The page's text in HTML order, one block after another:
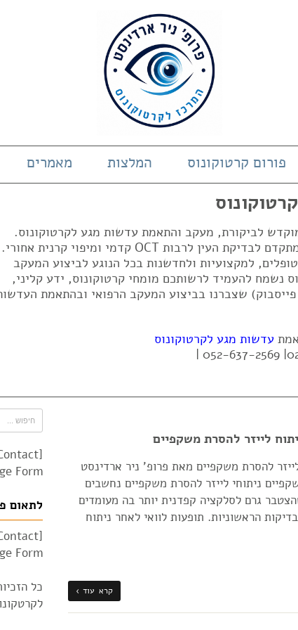
פורום קרטוקונוס המלצות מאמרים
לביקורת, מעקב והתאמת עדשות מגע לקרטוקונוס.
המרכז בעל ניסיון של 23 שנים ובעל מכשור מתקדם לבדיקת העין לרבות OCT קדמי ומיפוי קרנית אחורי.
למקצועיות ולחדשנות בכל הנוגע לביצוע המעקב
נשמח להעמיד לרשותכם מומחי קרטוקונוס, ידע קליני,
שצברנו בביצוע המעקב הרפואי ובהתאמת
עדשות מגע לקרטוקונוס
לייזר להסרת משקפיים
להסרת משקפיים מאת פרופ' ניר ארדינסט
ניתוחי לייזר להסרת משקפיים נחשבים
גרם לסלקציה קפדנית יותר בה מעומדים
הראשוניות. תופעות לוואי לאחר ניתוח
קרא עוד ›
Form"]
לתאום
Form"]
כל
לקרטקונוס